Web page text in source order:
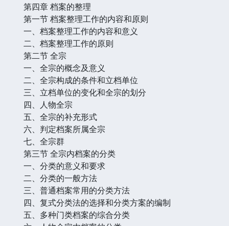
第四章 档案的整理
第一节 档案整理工作的内容和原则
一、档案整理工作的内容和意义
二、档案整理工作的原则
第二节 全宗
一、全宗的概念及意义
二、全宗构成的条件和立档单位
三、立档单位的变化和全宗的划分
四、人物全宗
五、全宗的补充形式
六、判定档案所属全宗
七、全宗群
第三节 全宗内档案的分类
一、分类的意义和要求
二、分类的一般方法
三、普通档案常用的分类方法
四、复式分类法的选择和分类方案的编制
五、多种门类档案的综合分类